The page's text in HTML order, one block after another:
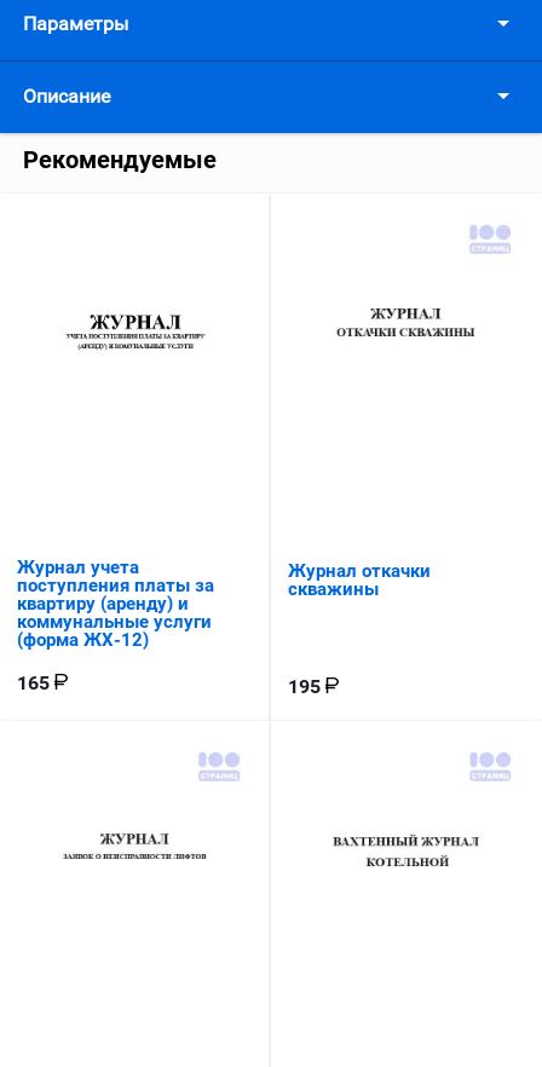
Параметры
Описание
Рекомендуемые
Журнал учета
поступления платы за
квартиру (аренду) и
коммунальные услуги
(форма ЖХ-12)
165
Журнал откачки
скважины
195